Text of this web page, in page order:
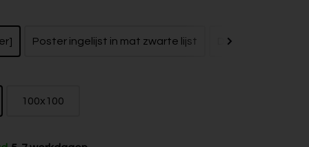
Poster ingelijst in mat zwarte lijst Dibond zonder
100x100